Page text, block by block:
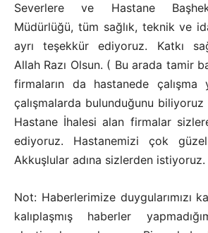
Severlere ve Hastane
Müdürlüğü, tüm sağlık, teknik ve
ayrı teşekkür ediyoruz. Katkı
Allah Razı Olsun. ( Bu arada tamir
firmaların da hastanede çalışma
çalışmalarda bulunduğunu
Hastane İhalesi alan firmalar
ediyoruz. Hastanemizi çok
Akkuşlular adına sizlerden istiyoruz.
Not: Haberlerimize duygularımızı
kalıplaşmış haberler